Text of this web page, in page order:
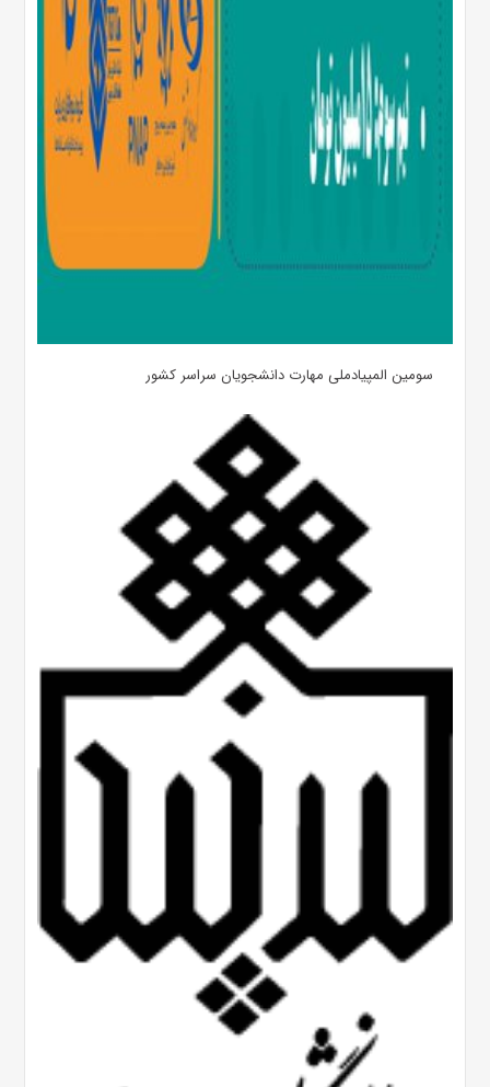
سومین المپیادملی مهارت دانشجویان سراسر کشور